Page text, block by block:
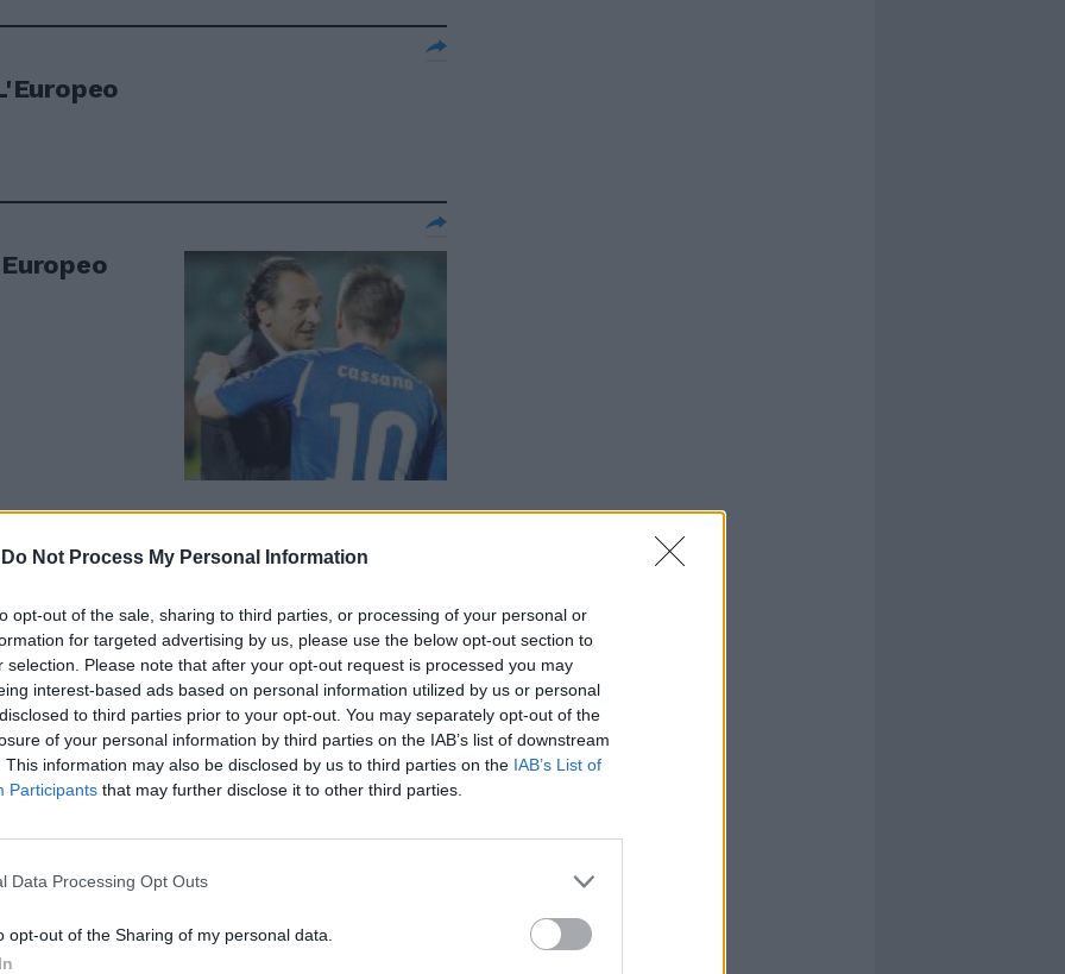
Do Not Process My Personal Information
opt-out of the sale, sharing to third parties, or processing of your personal or
for targeted advertising by us, please use the below opt-out section to
selection. Please note that after your opt-out request is processed you may
interest-based ads based on personal information utilized by us or personal
to third parties prior to your opt-out. You may separately opt-out of the
of your personal information by third parties on the IAB’s list of downstream
This information may also be disclosed by us to third parties on the IAB’s List of
Participants that may further disclose it to other third parties.
Data Processing Opt Outs
opt-out of the Sharing of my personal data.
di fine
Spagna ed
Hazè» di
l'Europeo